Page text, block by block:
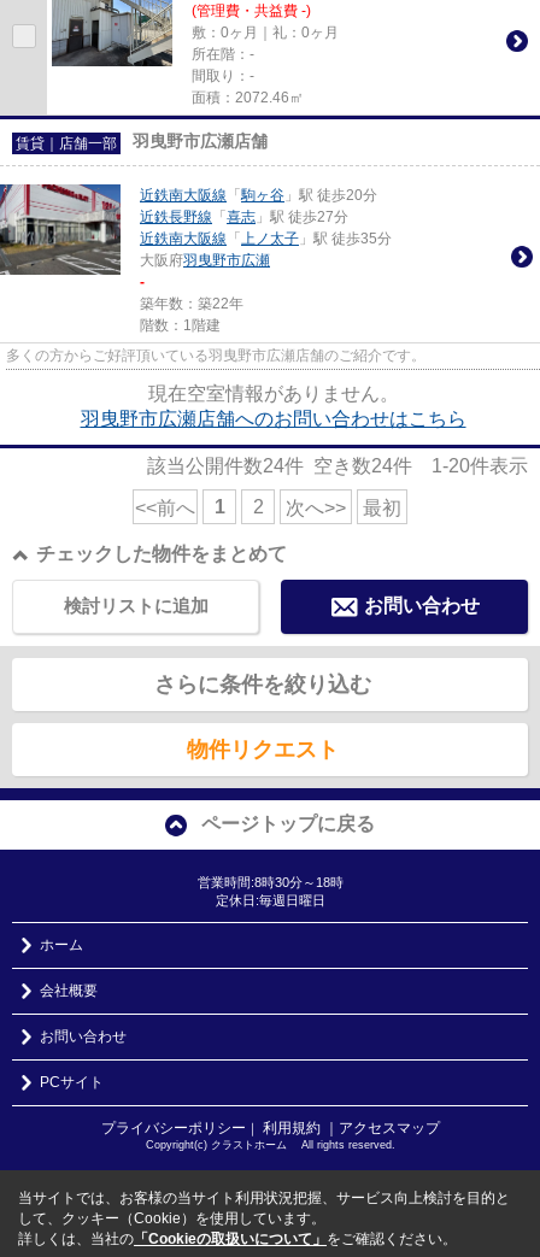
(管理費・共益費 -)
敷：0ヶ月｜礼：0ヶ月
所在階：-
間取り：-
面積：2072.46㎡
賃貸｜店舗一部 羽曳野市広瀬店舗
近鉄南大阪線 「駒ヶ谷 」駅 徒歩20分
近鉄長野線 「 喜志 」駅 徒歩27分
近鉄南大阪線 「 上ノ太子 」駅 徒歩35分
大阪府羽曳野市広瀬
-
築年数：築22年
階数：1階建
多くの方からご好評頂いている羽曳野市広瀬店舗のご紹介です。
現在空室情報がありません。
羽曳野市広瀬店舗へのお問い合わせはこちら
該当公開件数24件 空き数24件 1-20件表示
<<前へ 1 2 次へ>> 最初
チェックした物件をまとめて
お問い合わせ
検討リストに追加
さらに条件を絞り込む
物件リクエスト
ページトップに戻る
営業時間:8時30分～18時
定休日:毎週日曜日
ホーム
会社概要
お問い合わせ
PCサイト
プライバシーポリシー ｜ 利用規約 ｜アクセスマップ
Copyright(c) クラストホーム All rights reserved.
当サイトでは、お客様の当サイト利用状況把握、サービス向上検討を目的と
して、クッキー（Cookie）を使用しています。
詳しくは、当社の 「Cookieの取扱いについて」 をご確認ください。